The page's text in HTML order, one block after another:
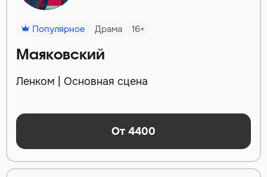
Популярное Драма 16+
Маяковский
Ленком | Основная сцена
От 4400